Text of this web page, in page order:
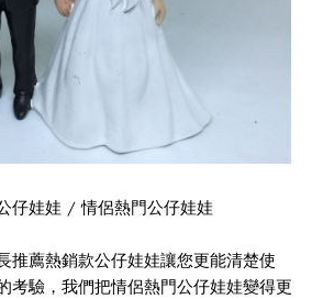
仔娃娃 / 情侶熱門公仔娃娃
推薦熱銷款公仔娃娃讓您更能清楚使
考驗，我們把情侶熱門公仔娃娃變得更